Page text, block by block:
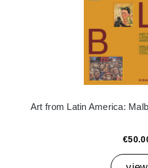
Art from Latin America: